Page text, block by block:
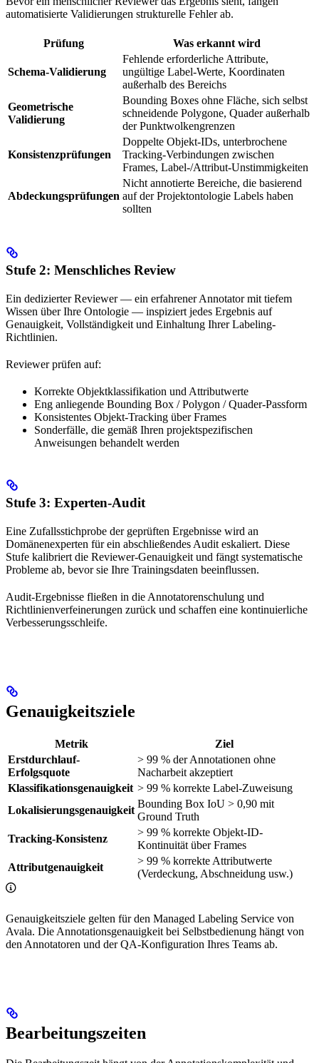
automatisierte Validierungen strukturelle Fehler ab.
Prüfung Was erkannt wird
Schema-Validierung
Fehlende erforderliche Attribute,
ungültige Label-Werte, Koordinaten
außerhalb des Bereichs
Geometrische
Validierung
Bounding Boxes ohne Fläche, sich selbst
schneidende Polygone, Quader außerhalb
der Punktwolkengrenzen
Konsistenzprüfungen
Doppelte Objekt-IDs, unterbrochene
Tracking-Verbindungen zwischen
Frames, Label-/Attribut-Unstimmigkeiten
Abdeckungsprüfungen
Nicht annotierte Bereiche, die basierend
auf der Projektontologie Labels haben
sollten
Stufe 2: Menschliches Review
Ein dedizierter Reviewer — ein erfahrener Annotator mit tiefem
Wissen über Ihre Ontologie — inspiziert jedes Ergebnis auf
Genauigkeit, Vollständigkeit und Einhaltung Ihrer Labeling-
Richtlinien.
Reviewer prüfen auf:
Korrekte Objektklassifikation und Attributwerte
Eng anliegende Bounding Box / Polygon / Quader-Passform
Konsistentes Objekt-Tracking über Frames
Sonderfälle, die gemäß Ihren projektspezifischen
Anweisungen behandelt werden
Stufe 3: Experten-Audit
Eine Zufallsstichprobe der geprüften Ergebnisse wird an
Domänenexperten für ein abschließendes Audit eskaliert. Diese
Stufe kalibriert die Reviewer-Genauigkeit und fängt systematische
Probleme ab, bevor sie Ihre Trainingsdaten beeinflussen.
Audit-Ergebnisse fließen in die Annotatorenschulung und
Richtlinienverfeinerungen zurück und schaffen eine kontinuierliche
Verbesserungsschleife.
Genauigkeitsziele
Metrik
Ziel
Erstdurchlauf-
Erfolgsquote
> 99 % der Annotationen ohne
Nacharbeit akzeptiert
Klassifikationsgenauigkeit > 99 % korrekte Label-Zuweisung
Lokalisierungsgenauigkeit
Bounding Box IoU > 0,90 mit
Ground Truth
Tracking-Konsistenz
> 99 % korrekte Objekt-ID-
Kontinuität über Frames
Attributgenauigkeit
> 99 % korrekte Attributwerte
(Verdeckung, Abschneidung usw.)
Genauigkeitsziele gelten für den Managed Labeling Service von
Avala. Die Annotationsgenauigkeit bei Selbstbedienung hängt von
den Annotatoren und der QA-Konfiguration Ihres Teams ab.
Bearbeitungszeiten